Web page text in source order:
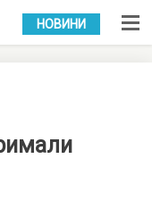
УКР РУС
НОВИНИ